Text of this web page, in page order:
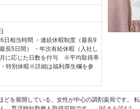
日相当時間 ・連続休暇制度（最長9
長5日間） ・年次有給休暇（入社し
に応じた日数を付与 ※平均取得率
特別休暇※詳細は福利厚生欄を参
どを展開している、女性が中心の調剤薬局です。